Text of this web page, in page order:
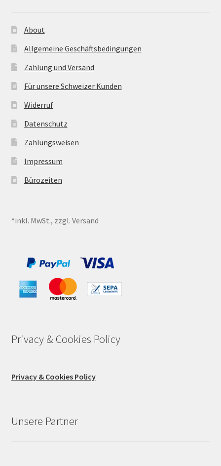
About
Allgemeine Geschäftsbedingungen
Zahlung und Versand
Für unsere Schweizer Kunden
Widerruf
Datenschutz
Zahlungsweisen
Impressum
Bürozeiten
*inkl. MwSt., zzgl. Versand
Privacy & Cookies Policy
Privacy & Cookies Policy
Unsere Partner